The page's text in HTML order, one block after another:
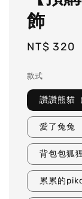
飾
Regular
NT$ 320
款式
讚讚熊貓
愛了兔兔
背包包狐
累累的